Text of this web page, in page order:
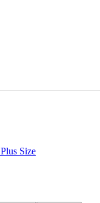
Plus Size